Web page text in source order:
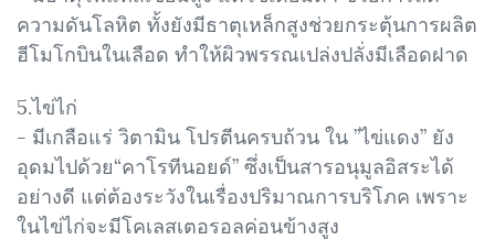
ความดันโลหิต ทั้งยังมีธาตุเหล็กสูงช่วยกระตุ้นการผลิต
ฮีโมโกบินในเลือด ทำให้ผิวพรรณเปล่งปลั่งมีเลือดฝาด
5.ไข่ไก่
- มีเกลือแร่ วิตามิน โปรตีนครบถ้วน ใน ”ไข่แดง” ยัง
อุดมไปด้วย“คาโรทีนอยด์” ซึ่งเป็นสารอนุมูลอิสระได้
อย่างดี แต่ต้องระวังในเรื่องปริมาณการบริโภค เพราะ
ในไข่ไก่จะมีโคเลสเตอรอลค่อนข้างสูง